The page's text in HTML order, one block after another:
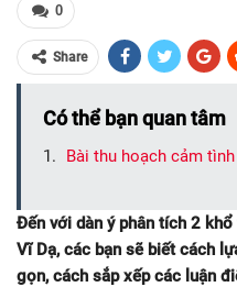
0
Share
Có thể bạn quan tâm
Bài thu hoạch cảm
Đến với dàn ý phân tích 2
Vĩ Dạ, các bạn sẽ biết cách
gọn, cách sắp xếp các luận